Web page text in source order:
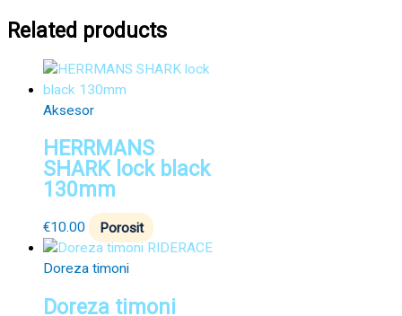
Related products
Aksesor
HERRMANS
SHARK lock black
130mm
€10.00 Porosit
Doreza timoni
Doreza timoni